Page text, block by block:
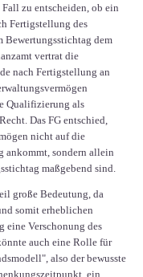
zu entscheiden, ob ein
Fertigstellung des
Bewertungsstichtag dem
vertrat die
nach Fertigstellung an
Qualifizierung als
Das FG entschied,
nicht auf die
ankommt, sondern allein
maßgebend sind.
große Bedeutung, da
somit erheblichen
eine Verschonung des
auch eine Rolle für
also der bewusste
ein